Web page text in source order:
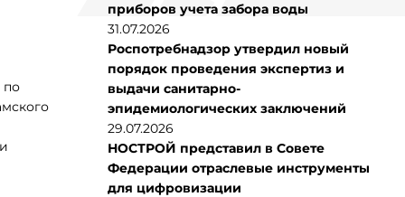
по
приборов учета забора воды
31.07.2026
Роспотребнадзор утвердил новый
порядок проведения экспертиз и
выдачи санитарно-
эпидемиологических заключений
29.07.2026
НОСТРОЙ представил в Совете
Федерации отраслевые инструменты
для цифровизации